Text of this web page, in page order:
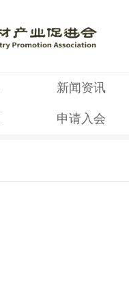
新闻资讯
申请入会